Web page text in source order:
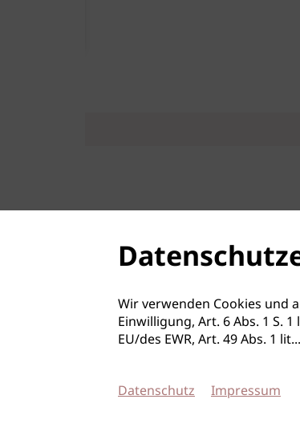
Wir verwenden Cookies und
Einwilligung, Art. 6 Abs. 1 S.
EU/des EWR, Art. 49 Abs. 1 lit.
Datenschutz Impressum